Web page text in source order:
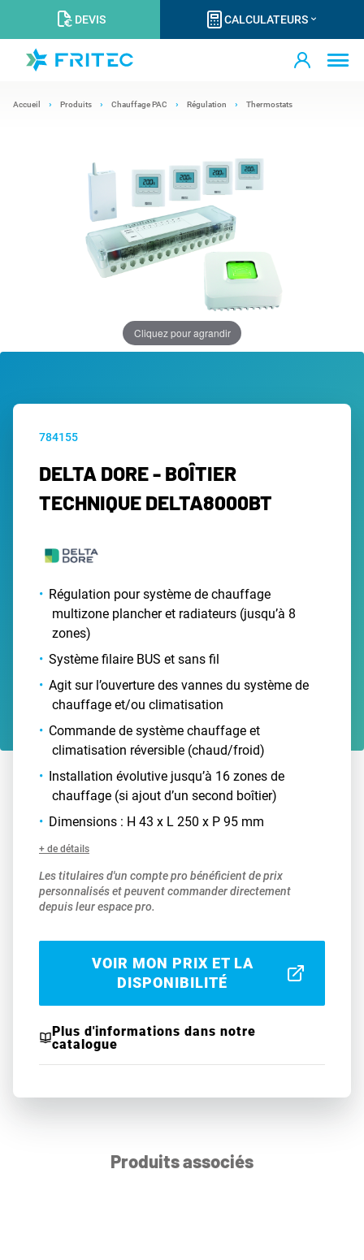
DEVIS CALCULATEURS
Accueil Produits Chauffage PAC Régulation Thermostats
Cliquez pour agrandir
784155
DELTA DORE - BOÎTIER
TECHNIQUE DELTA8000BT
Régulation pour système de chauffage
multizone plancher et radiateurs (jusqu’à 8
zones)
Système filaire BUS et sans fil
Agit sur l’ouverture des vannes du système de
chauffage et/ou climatisation
Commande de système chauffage et
climatisation réversible (chaud/froid)
Installation évolutive jusqu’à 16 zones de
chauffage (si ajout d’un second boîtier)
Dimensions : H 43 x L 250 x P 95 mm
+ de détails
Les titulaires d'un compte pro bénéficient de prix
personnalisés et peuvent commander directement
depuis leur espace pro.
VOIR MON PRIX ET LA
DISPONIBILITÉ
Plus d'informations dans notre
catalogue
Produits associés